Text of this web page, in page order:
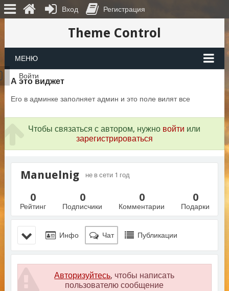
Войти
Theme Control
МЕНЮ
А это виджет
Его в админке заполняет админ и это поле вилят все
Чтобы связаться с автором, нужно войти или
зарегистрироваться
Manuelnig не в сети 1 год
Рейтинг
0
Подписчики
0
Комментарии
0
Подарки
0
Инфо Чат Публикации
Авторизуйтесь, чтобы написать
пользователю сообщение
Вход Регистрация